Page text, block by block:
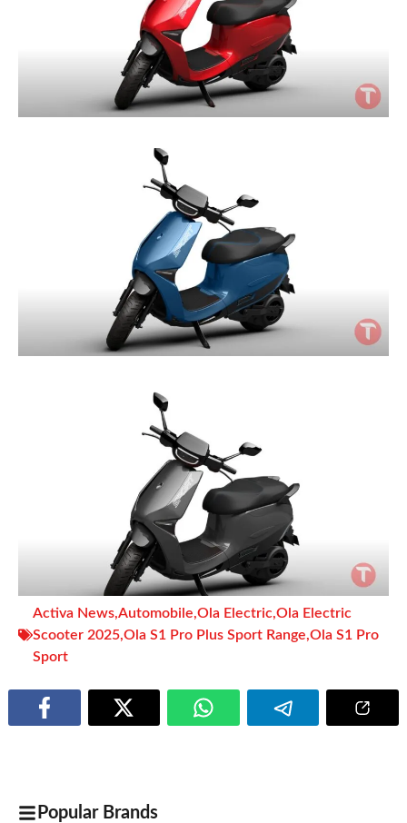
Activa News,Automobile,Ola Electric,Ola Electric
Scooter 2025,Ola S1 Pro Plus Sport Range,Ola S1 Pro
Sport
Popular Brands